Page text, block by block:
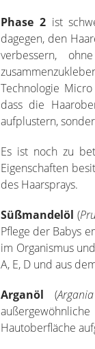
Phase 2ist
dagegen, den
verbessern,
Technologie
dass die
aufplustern,
Es ist noch zu
Eigenschaften
des Haarsprays.
Süßmandelöl (
Pflege der Babys
im Organismus
A, E, D und aus
Arganöl (
Hautoberfläche